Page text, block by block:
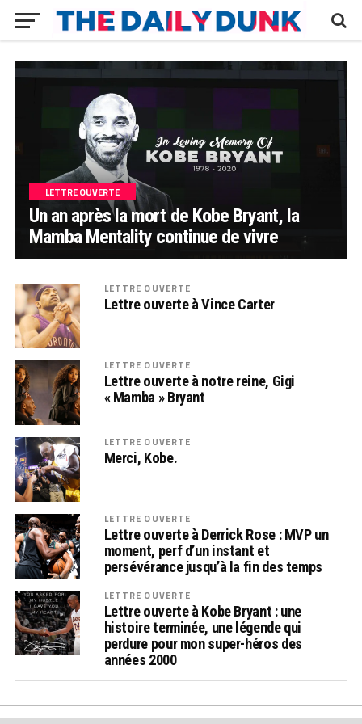
LETTRE OUVERTE
Un an après la mort de Kobe Bryant, la
Mamba Mentality continue de vivre
LETTRE OUVERTE
Lettre ouverte à Vince Carter
LETTRE OUVERTE
Lettre ouverte à notre reine, Gigi
« Mamba » Bryant
LETTRE OUVERTE
Merci, Kobe.
LETTRE OUVERTE
Lettre ouverte à Derrick Rose : MVP un
moment, perf d’un instant et
persévérance jusqu’à la fin des temps
LETTRE OUVERTE
Lettre ouverte à Kobe Bryant : une
histoire terminée, une légende qui
perdure pour mon super-héros des
années 2000